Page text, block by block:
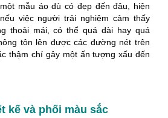
mẫu áo dù có đẹp đến đâu, hiện
việc người trải nghiệm cảm thấy
thoải mái, có thể quá dài hay quá
tôn lên được các đường nét trên
thậm chí gây một ấn tượng xấu đến
kế và phối màu sắc